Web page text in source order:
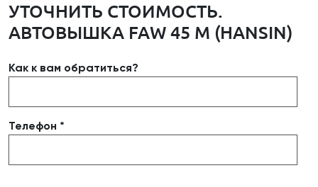
УТОЧНИТЬ СТОИМОСТЬ.
АВТОВЫШКА FAW 45 М (HANSIN)
Как к вам обратиться?
Телефон *